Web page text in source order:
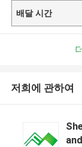
배달 시간
저희에 관하여